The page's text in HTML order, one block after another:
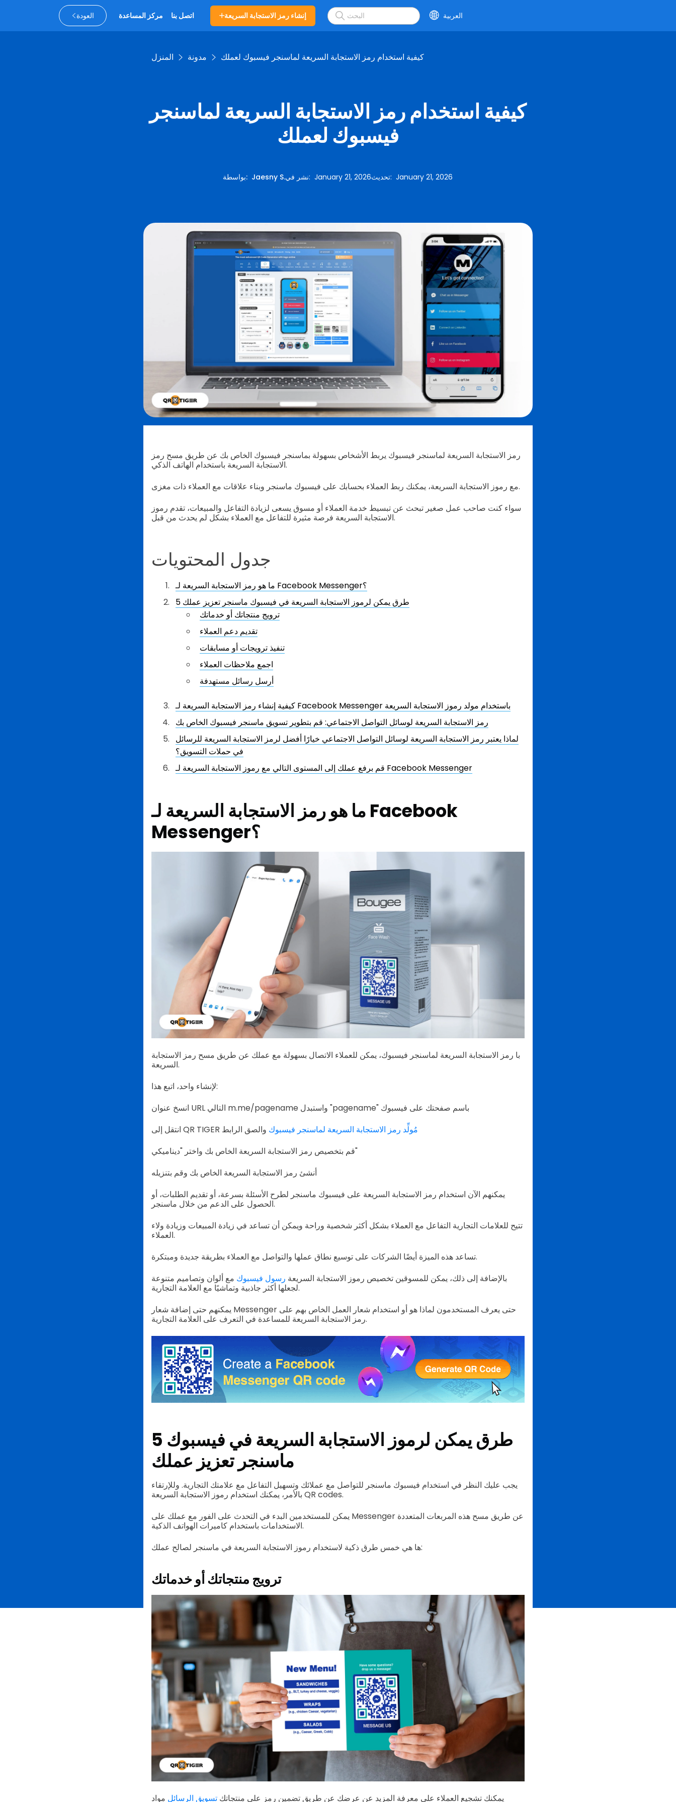
العودة مركز المساعدة اتصل بنا إنشاء رمز الاستجابة السريعة العربية
المنزل مدونة كيفية استخدام رمز الاستجابة السريعة لماسنجر فيسبوك لعملك
كيفية استخدام رمز الاستجابة السريعة لماسنجر
فيسبوك لعملك
بواسطة: Jaesny S.نشر في:January 21, 2026تحديث:January 21, 2026
رمز الاستجابة السريعة لماسنجر فيسبوك يربط الأشخاص بسهولة بماسنجر فيسبوك الخاص بك عن طريق مسح رمز
الاستجابة السريعة باستخدام الهاتف الذكي.
مع رموز الاستجابة السريعة، يمكنك ربط العملاء بحسابك على فيسبوك ماسنجر وبناء علاقات مع العملاء ذات مغزى.
سواء كنت صاحب عمل صغير تبحث عن تبسيط خدمة العملاء أو مسوق يسعى لزيادة التفاعل والمبيعات، تقدم رموز
الاستجابة السريعة فرصة مثيرة للتفاعل مع العملاء بشكل لم يحدث من قبل.
جدول المحتويات
ما هو رمز الاستجابة السريعة لـ Facebook Messenger؟
5 طرق يمكن لرموز الاستجابة السريعة في فيسبوك ماسنجر تعزيز عملك
ترويج منتجاتك أو خدماتك
تقديم دعم العملاء
تنفيذ ترويجات أو مسابقات
اجمع ملاحظات العملاء
أرسل رسائل مستهدفة
كيفية إنشاء رمز الاستجابة السريعة لـ Facebook Messenger باستخدام مولد رموز الاستجابة السريعة
رمز الاستجابة السريعة لوسائل التواصل الاجتماعي: قم بتطوير تسويق ماسنجر فيسبوك الخاص بك
لماذا يعتبر رمز الاستجابة السريعة لوسائل التواصل الاجتماعي خيارًا أفضل لرمز الاستجابة السريعة للرسائل
في حملات التسويق؟
قم برفع عملك إلى المستوى التالي مع رموز الاستجابة السريعة لـ Facebook Messenger
ما هو رمز الاستجابة السريعة لـ Facebook
Messenger؟
با رمز الاستجابة السريعة لماسنجر فيسبوك، يمكن للعملاء الاتصال بسهولة مع عملك عن طريق مسح رمز الاستجابة
السريعة.
لإنشاء واحد، اتبع هذا:
انسخ عنوان URL التالي m.me/pagename واستبدل "pagename" باسم صفحتك على فيسبوك
انتقل إلى QR TIGER
مُولِّد رمز الاستجابة السريعة لماسنجر فيسبوك والصق الرابط
قم بتخصيص رمز الاستجابة السريعة الخاص بك واختر "ديناميكي"
أنشئ رمز الاستجابة السريعة الخاص بك وقم بتنزيله
يمكنهم الآن استخدام رمز الاستجابة السريعة على فيسبوك ماسنجر لطرح الأسئلة بسرعة، أو تقديم الطلبات، أو
الحصول على الدعم من خلال ماسنجر.
تتيح للعلامات التجارية التفاعل مع العملاء بشكل أكثر شخصية وراحة ويمكن أن تساعد في زيادة المبيعات وزيادة ولاء
العملاء.
تساعد هذه الميزة أيضًا الشركات على توسيع نطاق عملها والتواصل مع العملاء بطريقة جديدة ومبتكرة.
بالإضافة إلى ذلك، يمكن للمسوقين تخصيص رموز الاستجابة السريعة رسول فيسبوك مع ألوان وتصاميم متنوعة
لجعلها أكثر جاذبية وتماشيًا مع العلامة التجارية.
يمكنهم حتى إضافة شعار Messenger حتى يعرف المستخدمون لماذا هو أو استخدام شعار العمل الخاص بهم على
رمز الاستجابة السريعة للمساعدة في التعرف على العلامة التجارية.
5 طرق يمكن لرموز الاستجابة السريعة في فيسبوك
ماسنجر تعزيز عملك
يجب عليك النظر في استخدام فيسبوك ماسنجر للتواصل مع عملائك وتسهيل التفاعل مع علامتك التجارية. وللإرتقاء
بالأمر، يمكنك استخدام رموز الاستجابة السريعة QR codes.
يمكن للمستخدمين البدء في التحدث على الفور مع عملك على Messenger عن طريق مسح هذه المربعات المتعددة
الاستخدامات باستخدام كاميرات الهواتف الذكية.
ها هي خمس طرق ذكية لاستخدام رموز الاستجابة السريعة في ماسنجر لصالح عملك:
ترويج منتجاتك أو خدماتك
يمكنك تشجيع العملاء على معرفة المزيد عن عرضك عن طريق تضمين رمز على منتجاتكتسويق الرسائل مواد